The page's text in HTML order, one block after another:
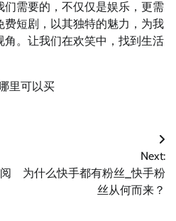
需要的，不仅仅是娱乐，更需
短剧，以其独特的魅力，为我
。让我们在欢笑中，找到生活
里可以买
Next:
为什么快手都有粉丝_快手粉
丝从何而来？